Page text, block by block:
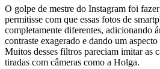
O golpe de mestre do Instagram foi
permitisse com que essas fotos de
completamente diferentes, adicionando
contraste exagerado e dando um
Muitos desses filtros pareciam imitar as
tiradas com câmeras como a Holga.